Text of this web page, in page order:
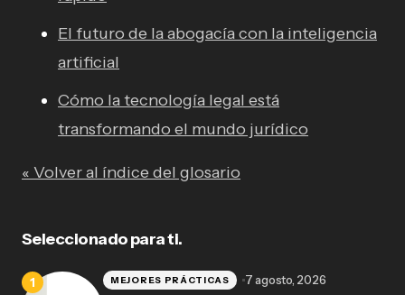
El futuro de la abogacía con la inteligencia
artificial
Cómo la tecnología legal está
transformando el mundo jurídico
« Volver al índice del glosario
Seleccionado para ti.
MEJORES PRÁCTICAS 7 agosto, 2026